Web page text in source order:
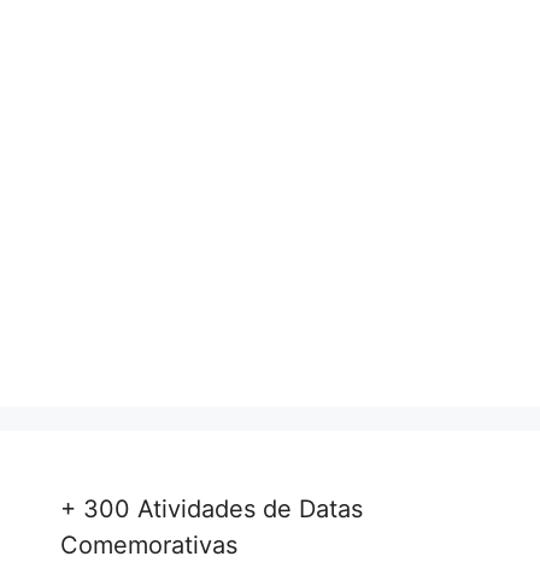
+ 300 Atividades de Datas
Comemorativas